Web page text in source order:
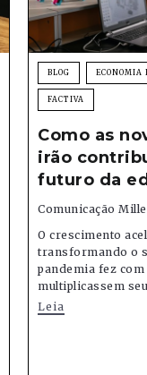
BLOG ECONOMIA
FACTIVA
Como as
irão
futuro da
Comunicação
O crescimento
transformando o
pandemia fez
multiplicassem
Leia